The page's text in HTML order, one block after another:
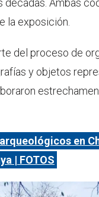
décadas. Ambas
la exposición.
del proceso de
y objetos
en
| FOTOS